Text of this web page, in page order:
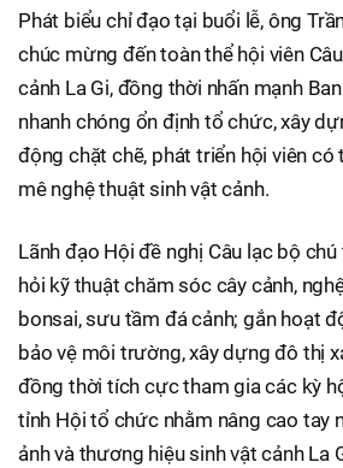
Phát biểu chỉ đạo tại buổi lễ, ông
chúc mừng đến toàn thể hội viên
cảnh La Gi, đồng thời nhấn mạnh
nhanh chóng ổn định tổ chức, xây
động chặt chẽ, phát triển hội viên có
mê nghệ thuật sinh vật cảnh.
Lãnh đạo Hội đề nghị Câu lạc bộ
hỏi kỹ thuật chăm sóc cây cảnh,
bonsai, sưu tầm đá cảnh; gắn hoạt
bảo vệ môi trường, xây dựng đô thị
đồng thời tích cực tham gia các kỳ
tỉnh Hội tổ chức nhằm nâng cao tay
ảnh và thương hiệu sinh vật cảnh La